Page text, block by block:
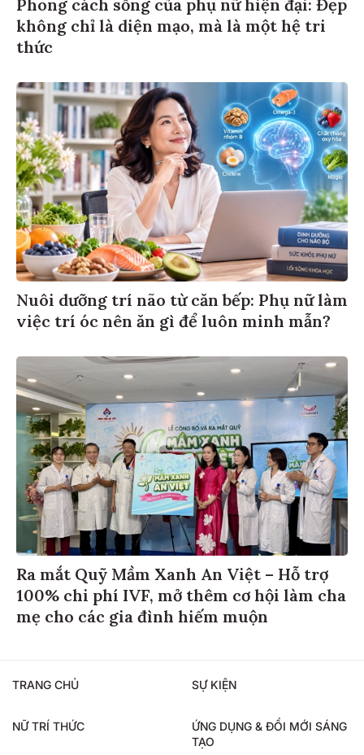
không chỉ là diện mạo, mà là một hệ tri
thức
Nuôi dưỡng trí não từ căn bếp: Phụ nữ làm
việc trí óc nên ăn gì để luôn minh mẫn?
Ra mắt Quỹ Mầm Xanh An Việt – Hỗ trợ
100% chi phí IVF, mở thêm cơ hội làm cha
mẹ cho các gia đình hiếm muộn
TRANG CHỦ SỰ KIỆN
NỮ TRÍ THỨC
ỨNG DỤNG & ĐỔI MỚI SÁNG
TẠO